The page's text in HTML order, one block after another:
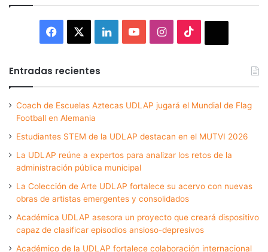
Facebook LinkedInYouTubeInstagram
Entradas recientes
Coach de Escuelas Aztecas UDLAP jugará el Mundial de Flag
Football en Alemania
Estudiantes STEM de la UDLAP destacan en el MUTVI 2026
La UDLAP reúne a expertos para analizar los retos de la
administración pública municipal
La Colección de Arte UDLAP fortalece su acervo con nuevas
obras de artistas emergentes y consolidados
Académica UDLAP asesora un proyecto que creará dispositivo
capaz de clasificar episodios ansioso-depresivos
Académico de la UDLAP fortalece colaboración internacional